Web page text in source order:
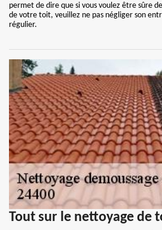
permet de dire que si vous voulez être sûre
de votre toit, veuillez ne pas négliger son
régulier.
Tout sur le nettoyage de